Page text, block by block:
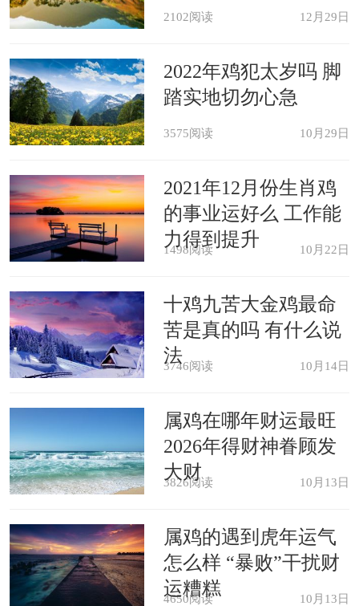
2102阅读 12月29日
2022年鸡犯太岁吗 脚
踏实地切勿心急
3575阅读 10月29日
2021年12月份生肖鸡
的事业运好么 工作能
力得到提升
1498阅读 10月22日
十鸡九苦大金鸡最命
苦是真的吗 有什么说
法
3746阅读 10月14日
属鸡在哪年财运最旺
2026年得财神眷顾发
大财
3826阅读 10月13日
属鸡的遇到虎年运气
怎么样 “暴败”干扰财
运糟糕
4650阅读 10月13日